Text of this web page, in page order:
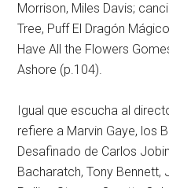
Morrison, Miles Davis;
Tree, Puff El Dragón
Have All the Flowers
Ashore (p.104).
Igual que escucha al
refiere a Marvin Gaye, los
Desafinado de Carlos
Bacharatch, Tony Bennett,